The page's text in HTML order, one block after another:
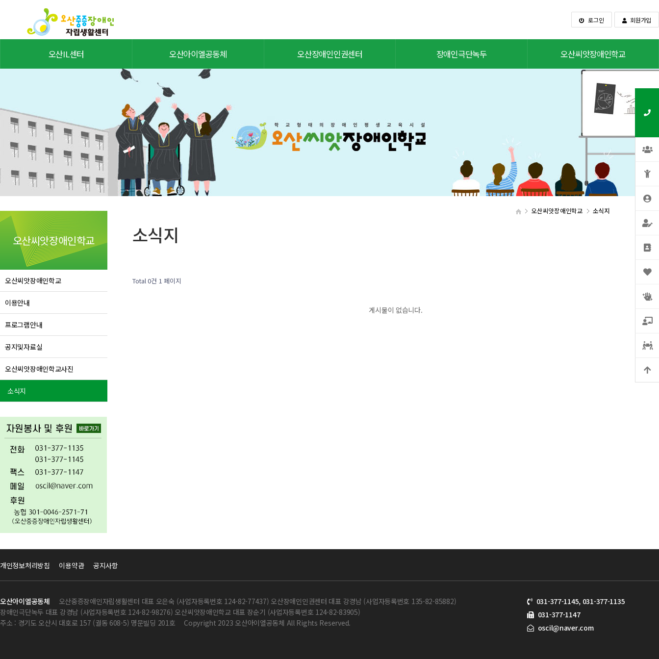
로그인 회원가입
오산IL센터 오산아이엘공동체 오산장애인인권센터 장애인극단녹두 오산씨앗장애인학교
오산씨앗장애인학교 소식지
오산씨앗장애인학교
오산씨앗장애인학교
이용안내
프로그램안내
공지및자료실
오산씨앗장애인학교사진
소식지
소식지
Total 0건 1 페이지
게시물이 없습니다.
개인정보처리방침 이용약관 공지사항
오산아이엘공동체
오산중증장애인자립생활센터 대표 오은숙 (사업자등록번호 124-82-77437) 오산장애인인권센터 대표 강경남 (사업자등록번호 135-82-85882)
장애인극단녹두 대표 강경남 (사업자등록번호 124-82-98276) 오산씨앗장애인학교 대표 장순기 (사업자등록번호 124-82-83905)
주소 : 경기도 오산시 대호로 157 (궐동 608-5) 명문빌딩 201호
Copyright 2023 오산아이엘공동체 All Rights Reserved.
031-377-1145, 031-377-1135
031-377-1147
oscil@naver.com